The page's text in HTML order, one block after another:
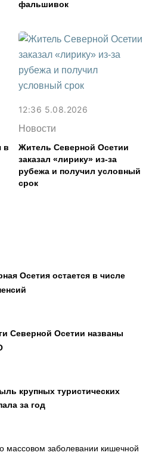
Осетия остается в числе
Северной Осетии названы
крупных туристических
за год
заболевании кишечной
фальшивок
в
12:36 5.08.2026
Новости
Житель Северной Осетии
заказал «лирику» из-за
рубежа и получил условный
срок